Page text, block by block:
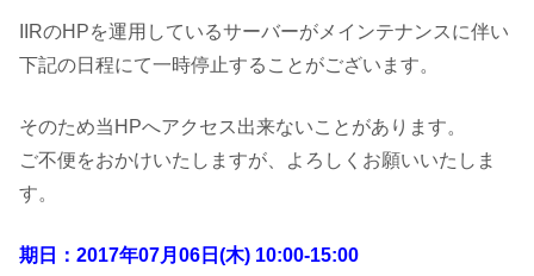
研
究
セ
IIRのHPを運用しているサーバーがメインテナンスに伴い
下記の日程にて一時停止することがございます。
そのため当HPへアクセス出来ないことがあります。
ご不便をおかけいたしますが、よろしくお願いいたしま
す。
期日：2017年07月06日(木) 10:00-15:00